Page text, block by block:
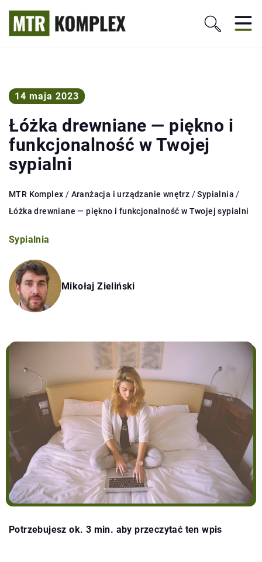
14 maja 2023
Łóżka drewniane — piękno i
funkcjonalność w Twojej
sypialni
MTR Komplex / Aranżacja i urządzanie wnętrz /Sypialnia /
Łóżka drewniane — piękno i funkcjonalność w Twojej sypialni
Sypialnia
Mikołaj Zieliński
Potrzebujesz ok. 3 min. aby przeczytać ten wpis